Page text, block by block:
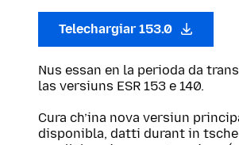
Telechargiar 153.0
Nus essan en la perioda da
las versiuns ESR 153 e 140.
Cura ch’ina nova versiun
disponibla, datti durant in